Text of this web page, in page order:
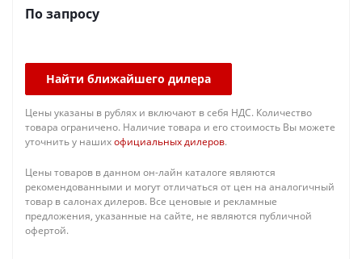
По запросу
Найти ближайшего дилера
Цены указаны в рублях и включают в себя НДС. Количество
товара ограничено. Наличие товара и его стоимость Вы можете
уточнить у нашихофициальных дилеров.
Цены товаров в данном он-лайн каталоге являются
рекомендованными и могут отличаться от цен на аналогичный
товар в салонах дилеров. Все ценовые и рекламные
предложения, указанные на сайте, не являются публичной
офертой.